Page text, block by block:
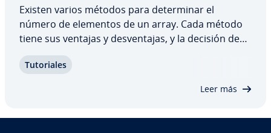
Existen varios métodos para de­te­r­mi­nar el
número de elementos de un array. Cada método
tiene sus ventajas y de­s­ve­n­ta­jas, y la decisión debe
la im­ple­me­n­ta­ción cumple los objetivos de tu
Tu­to­ria­les
Leer más